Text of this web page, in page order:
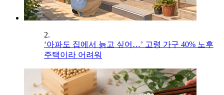
2.
‘아파도 집에서 늙고 싶어…’ 고령 가구 40% 노후
주택이라 어려워